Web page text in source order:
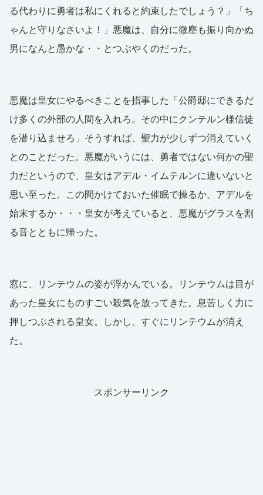
る代わりに勇者は私にくれると約束したでしょう？」「ち
ゃんと守りなさいよ！」悪魔は、自分に微塵も振り向かぬ
男になんと愚かな・・とつぶやくのだった。
悪魔は皇女にやるべきことを指事した「公爵邸にできるだ
け多くの外部の人間を入れろ。その中にクンテルン様信徒
を潜り込ませろ」そうすれば、聖力が少しずつ消えていく
とのことだった。悪魔がいうには、勇者ではない何かの聖
力だというので、皇女はアデル・イムテルンに違いないと
思い至った。この間かけておいた催眠で操るか、アデルを
始末するか・・・皇女が考えていると、悪魔がグラスを割
る音とともに帰った。
窓に、リンテウムの姿が浮かんでいる。リンテウムは目が
あった皇女にものすごい殺気を放ってきた。息苦しく力に
押しつぶされる皇女。しかし、すぐにリンテウムが消え
た。
スポンサーリンク